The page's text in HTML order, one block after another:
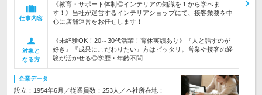
仕事内容
《教育・サポート体制◎インテリアの知識を１から学べま
す！》当社が運営するインテリアショップにて、接客業務を中
心に店舗運営をお任せします！
対象と
なる方
《未経験OK！20～30代活躍！育休実績あり》『人と話すのが
好き』『成果にこだわりたい』方はピッタリ。営業や接客の経
験が活かせる◎学歴・年齢不問
企業データ
設立：1954年6月／従業員数：253人／本社所在地：